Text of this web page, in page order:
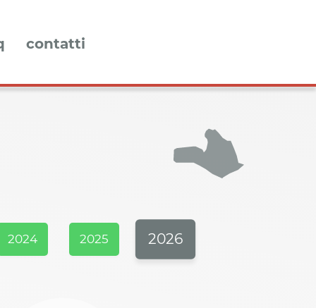
contatti
2024 2025 2026